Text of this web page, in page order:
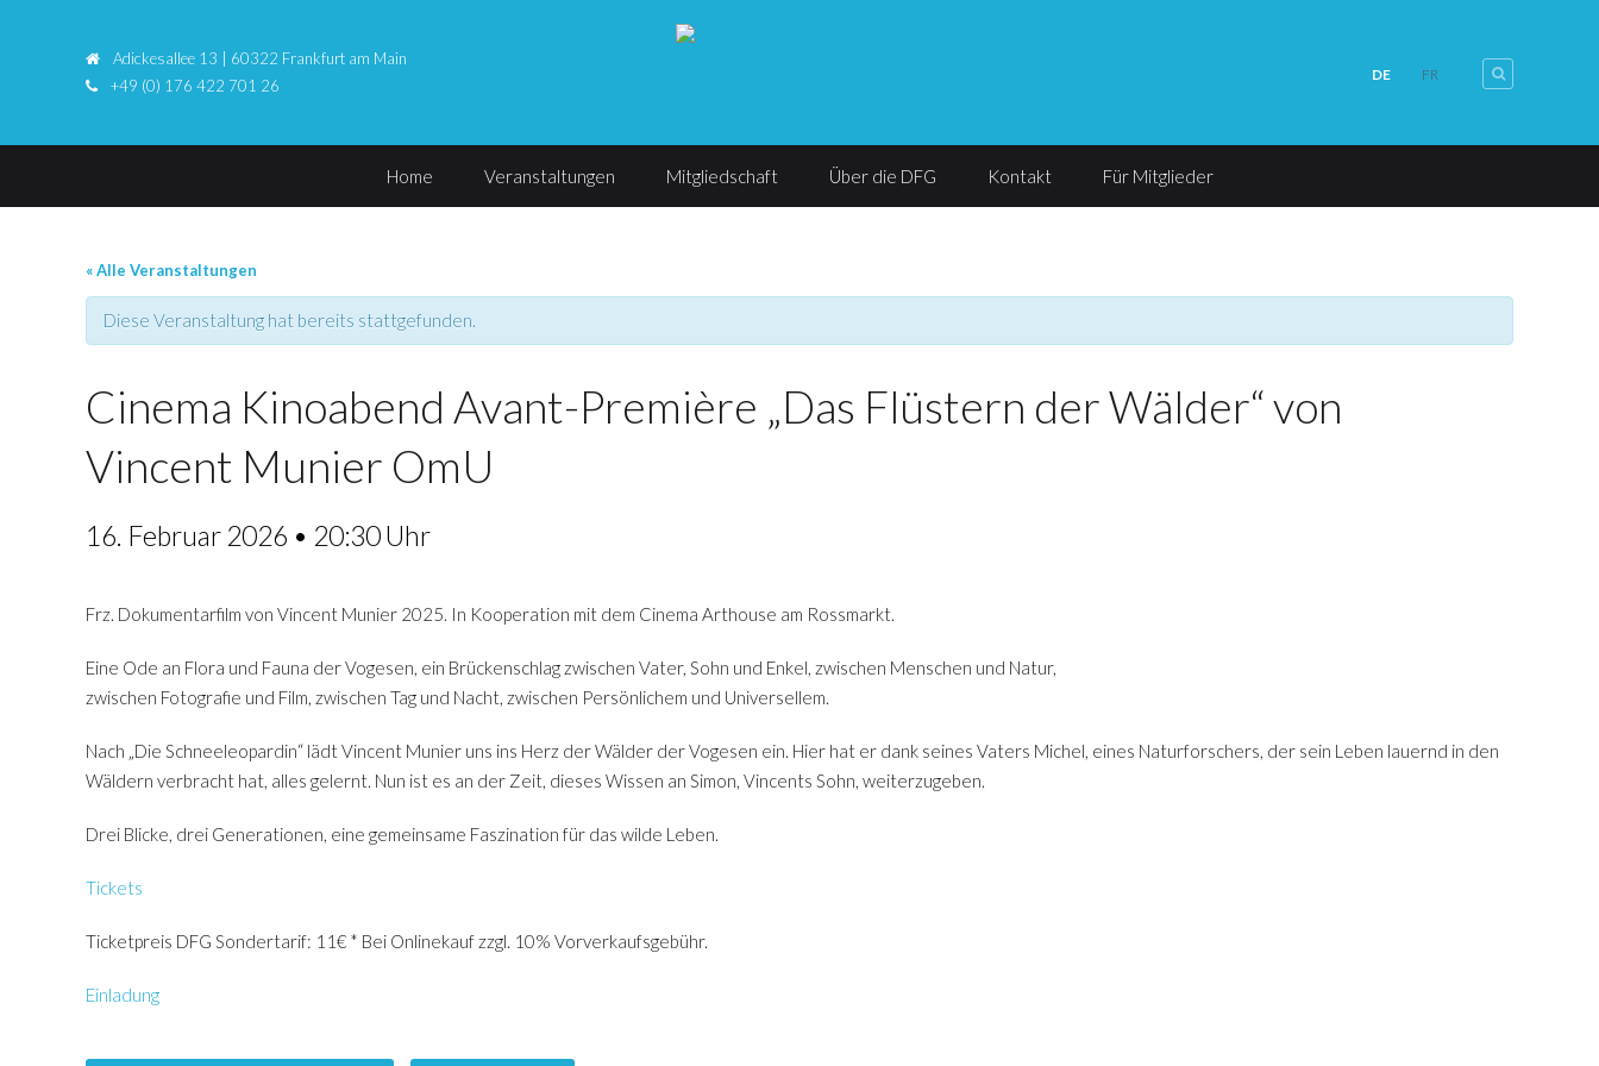
Adickesallee 13 | 60322 Frankfurt am Main
+49 (0) 176 422 701 26
DE FR
Home Veranstaltungen Mitgliedschaft Über die DFG Kontakt Für Mitglieder
« Alle Veranstaltungen
Diese Veranstaltung hat bereits stattgefunden.
Cinema Kinoabend Avant-Première „Das Flüstern der Wälder“ von
Vincent Munier OmU
16. Februar 2026 • 20:30 Uhr
Frz. Dokumentarfilm von Vincent Munier 2025. In Kooperation mit dem Cinema Arthouse am Rossmarkt.
Eine Ode an Flora und Fauna der Vogesen, ein Brückenschlag zwischen Vater, Sohn und Enkel, zwischen Menschen und Natur,
zwischen Fotografie und Film, zwischen Tag und Nacht, zwischen Persönlichem und Universellem.
Nach „Die Schneeleopardin“ lädt Vincent Munier uns ins Herz der Wälder der Vogesen ein. Hier hat er dank seines Vaters Michel, eines Naturforschers, der sein Leben lauernd in den
Wäldern verbracht hat, alles gelernt. Nun ist es an der Zeit, dieses Wissen an Simon, Vincents Sohn, weiterzugeben.
Drei Blicke, drei Generationen, eine gemeinsame Faszination für das wilde Leben.
Tickets
Ticketpreis DFG Sondertarif: 11€ * Bei Onlinekauf zzgl. 10% Vorverkaufsgebühr.
Einladung